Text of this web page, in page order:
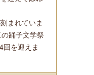
まれていま
踊子文学祭
を迎えま